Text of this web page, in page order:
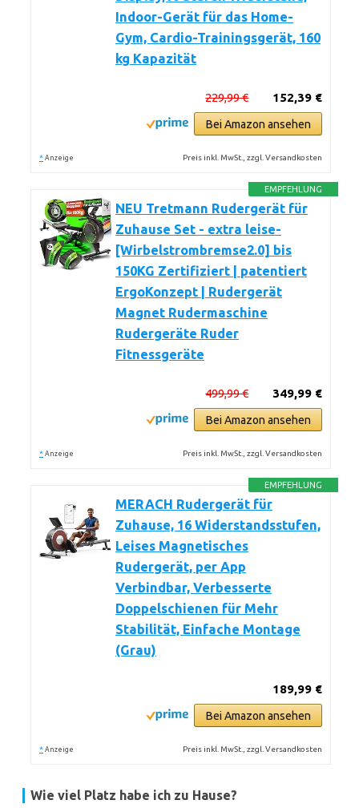
Indoor-Gerät für das Home-
Gym, Cardio-Trainingsgerät, 160
kg Kapazität
152,39 €
229,99 €
Bei Amazon ansehen
* Anzeige Preis inkl. MwSt., zzgl. Versandkosten
EMPFEHLUNG
NEU Tretmann Rudergerät für
Zuhause Set - extra leise-
[Wirbelstrombremse2.0] bis
150KG Zertifiziert | patentiert
ErgoKonzept | Rudergerät
Magnet Rudermaschine
Rudergeräte Ruder
Fitnessgeräte
349,99 €
499,99 €
Bei Amazon ansehen
* Anzeige Preis inkl. MwSt., zzgl. Versandkosten
EMPFEHLUNG
MERACH Rudergerät für
Zuhause, 16 Widerstandsstufen,
Leises Magnetisches
Rudergerät, per App
Verbindbar, Verbesserte
Doppelschienen für Mehr
Stabilität, Einfache Montage
(Grau)
189,99 €
Bei Amazon ansehen
* Anzeige Preis inkl. MwSt., zzgl. Versandkosten
Wie viel Platz habe ich zu Hause?